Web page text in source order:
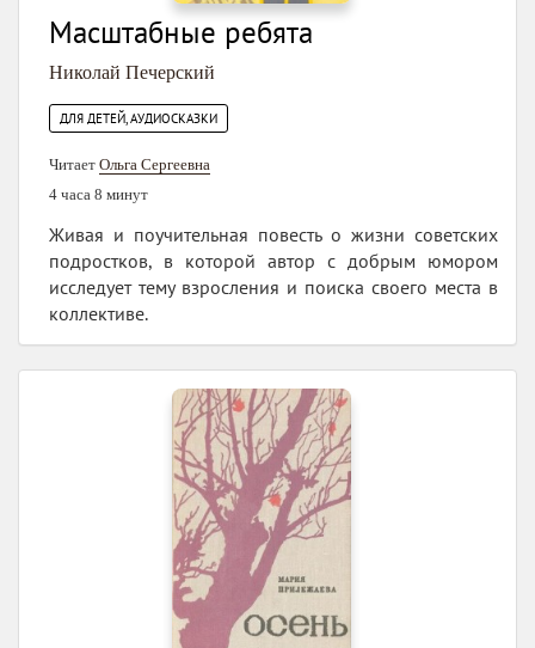
Масштабные ребята
Николай Печерский
ДЛЯ ДЕТЕЙ, АУДИОСКАЗКИ
Читает Ольга Сергеевна
4 часа 8 минут
Живая и поучительная повесть о жизни советских
подростков, в которой автор с добрым юмором
исследует тему взросления и поиска своего места в
коллективе.